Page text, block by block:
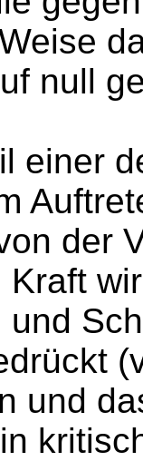
null
einer
der
und